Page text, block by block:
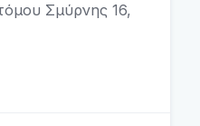
Σμύρνης 16,